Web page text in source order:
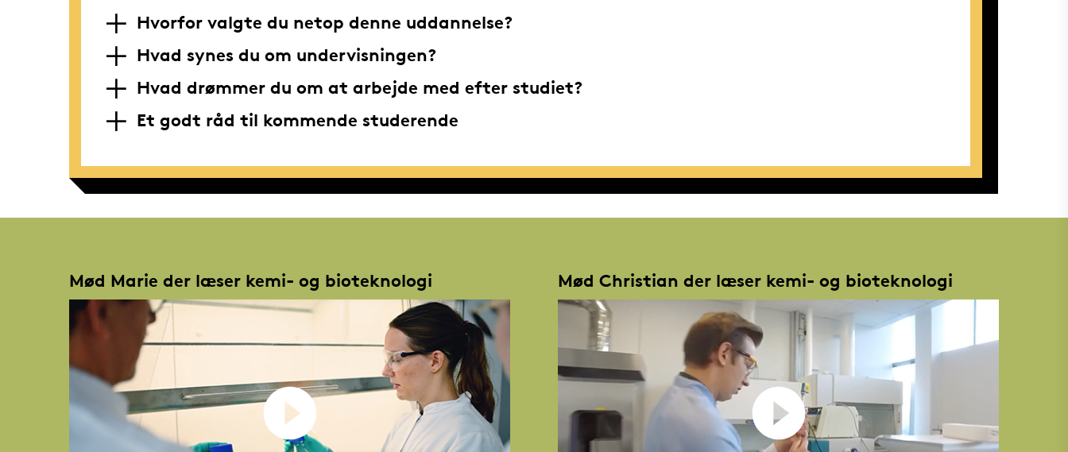
Hvorfor valgte du netop denne uddannelse?
Hvad synes du om undervisningen?
Hvad drømmer du om at arbejde med efter studiet?
Et godt råd til kommende studerende
Mød Marie der læser kemi- og bioteknologi Mød Christian der læser kemi- og bioteknologi